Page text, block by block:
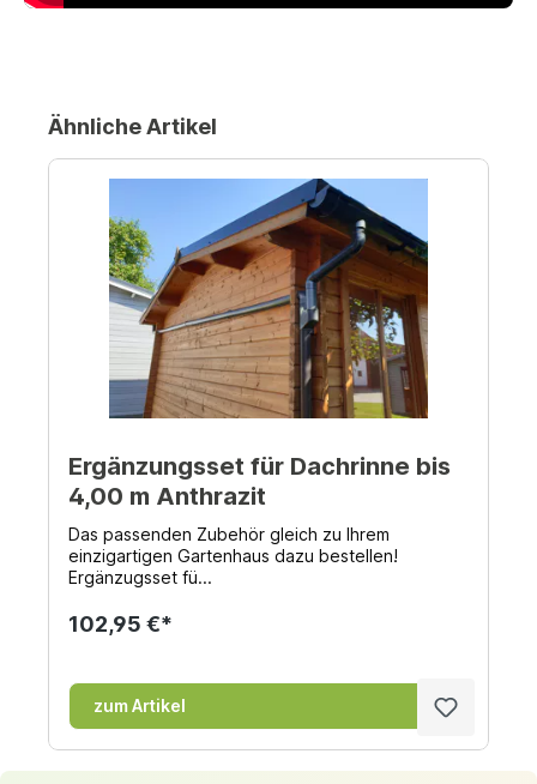
Ähnliche Artikel
Ergänzungsset für Dachrinne bis
4,00 m Anthrazit
Das passenden Zubehör gleich zu Ihrem
einzigartigen Gartenhaus dazu bestellen!
Ergänzugsset fü...
102,95 €*
zum Artikel